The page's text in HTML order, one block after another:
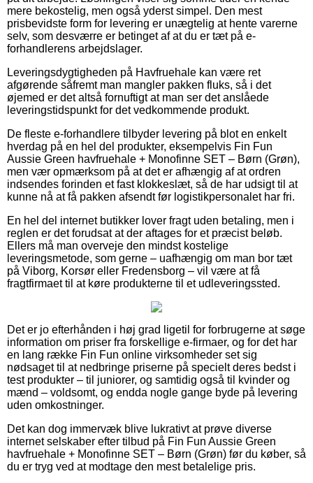
mere bekostelig, men også yderst simpel. Den mest
prisbevidste form for levering er unægtelig at hente varerne
selv, som desværre er betinget af at du er tæt på e-
forhandlerens arbejdslager.
Leveringsdygtigheden på Havfruehale kan være ret
afgørende såfremt man mangler pakken fluks, så i det
øjemed er det altså fornuftigt at man ser det anslåede
leveringstidspunkt for det vedkommende produkt.
De fleste e-forhandlere tilbyder levering på blot en enkelt
hverdag på en hel del produkter, eksempelvis Fin Fun
Aussie Green havfruehale + Monofinne SET – Børn (Grøn),
men vær opmærksom på at det er afhængig af at ordren
indsendes forinden et fast klokkeslæt, så de har udsigt til at
kunne nå at få pakken afsendt før logistikpersonalet har fri.
En hel del internet butikker lover fragt uden betaling, men i
reglen er det forudsat at der aftages for et præcist beløb.
Ellers må man overveje den mindst kostelige
leveringsmetode, som gerne – uafhængig om man bor tæt
på Viborg, Korsør eller Fredensborg – vil være at få
fragtfirmaet til at køre produkterne til et udleveringssted.
Det er jo efterhånden i høj grad ligetil for forbrugerne at søge
information om priser fra forskellige e-firmaer, og for det har
en lang række Fin Fun online virksomheder set sig
nødsaget til at nedbringe priserne på specielt deres bedst i
test produkter – til juniorer, og samtidig også til kvinder og
mænd – voldsomt, og endda nogle gange byde på levering
uden omkostninger.
Det kan dog immervæk blive lukrativt at prøve diverse
internet selskaber efter tilbud på Fin Fun Aussie Green
havfruehale + Monofinne SET – Børn (Grøn) før du køber, så
du er tryg ved at modtage den mest betalelige pris.